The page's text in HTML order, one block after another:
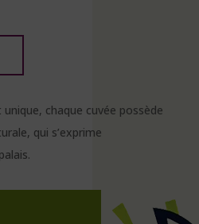
chaque cuvée possède
qui s’exprime